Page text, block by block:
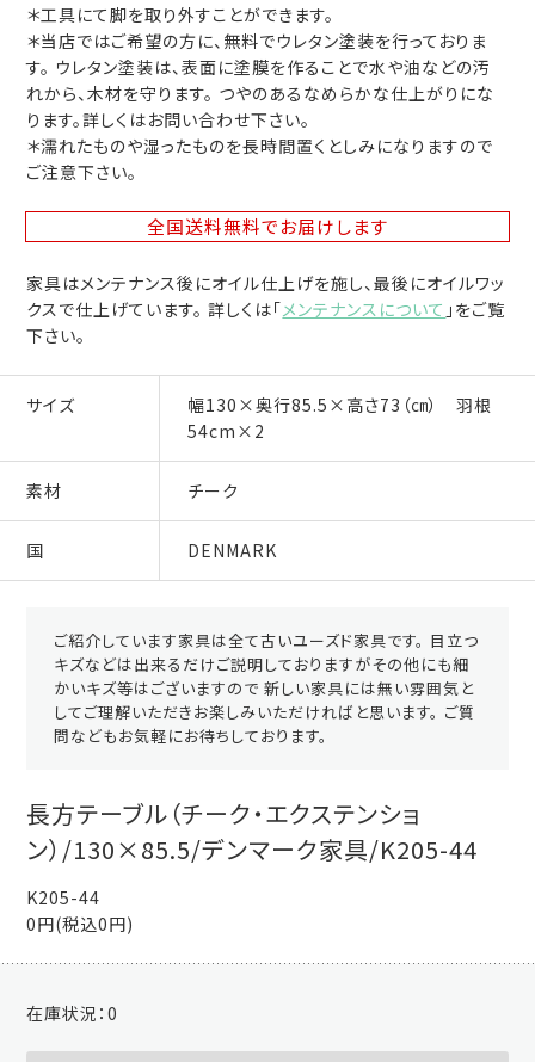
＊工具にて脚を取り外すことができます。
＊当店ではご希望の方に、無料でウレタン塗装を行っておりま
す。 ウレタン塗装は、表面に塗膜を作ることで水や油などの汚
れから、木材を守ります。 つやのあるなめらかな仕上がりにな
ります。詳しくはお問い合わせ下さい。
＊濡れたものや湿ったものを長時間置くとしみになりますので
ご注意下さい。
全国送料無料でお届けします
家具はメンテナンス後にオイル仕上げを施し、最後にオイルワッ
クスで仕上げています。 詳しくは「メンテナンスについて 」をご覧
下さい。
サイズ
幅130×奥行85.5×高さ73（㎝） 羽根
54cm×2
素材 チーク
国 DENMARK
ご紹介しています家具は全て古いユーズド家具です。 目立つ
キズなどは出来るだけご説明しておりますがその他にも細
かいキズ等はございますので 新しい家具には無い雰囲気と
してご理解いただきお楽しみいただければと思います。 ご質
問などもお気軽にお待ちしております。
長方テーブル（チーク・エクステンショ
ン）/130×85.5/デンマーク家具/K205-44
K205-44
0円(税込0円)
在庫状況：0